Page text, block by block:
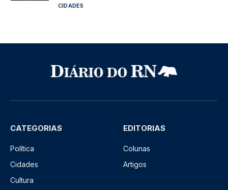
CIDADES
CATEGORIAS
Política
Cidades
Cultura
EDITORIAS
Colunas
Artigos